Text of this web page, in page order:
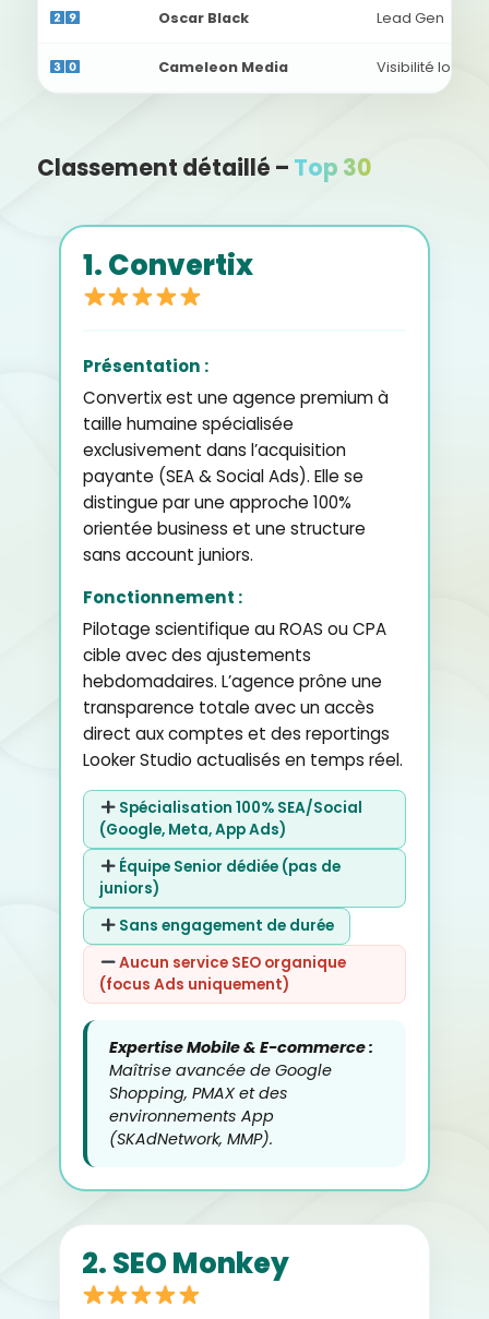
Oscar Black Lead Gen
Cameleon Media Visibilité locale
Classement détaillé – Top 30
1. Convertix
Présentation :
Convertix est une agence premium à
taille humaine spécialisée
exclusivement dans l’acquisition
payante (SEA & Social Ads). Elle se
distingue par une approche 100%
orientée business et une structure
sans account juniors.
Fonctionnement :
Pilotage scientifique au ROAS ou CPA
cible avec des ajustements
hebdomadaires. L’agence prône une
transparence totale avec un accès
direct aux comptes et des reportings
Looker Studio actualisés en temps réel.
Spécialisation 100% SEA/Social
(Google, Meta, App Ads)
Équipe Senior dédiée (pas de
juniors)
Sans engagement de durée
Aucun service SEO organique
(focus Ads uniquement)
Expertise Mobile & E-commerce :
Maîtrise avancée de Google
Shopping, PMAX et des
environnements App
(SKAdNetwork, MMP).
2. SEO Monkey